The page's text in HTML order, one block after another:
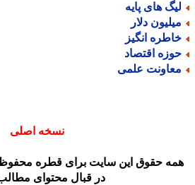
های پایه
دلار
انگیز
اقتصاد
علمی
نسخه اصلی
حقوق این سایت برای قطره محفوظ
در قبال محتوای مطالب